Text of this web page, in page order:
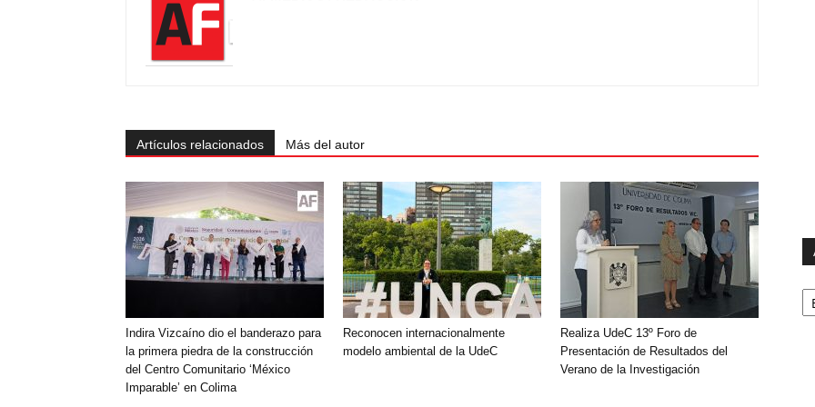
Artículos relacionados Más del autor
Indira Vizcaíno dio el banderazo para
la primera piedra de la construcción
del Centro Comunitario ‘México
Imparable’ en Colima
Reconocen internacionalmente
modelo ambiental de la UdeC
Realiza UdeC 13º Foro de
Presentación de Resultados del
Verano de la Investigación